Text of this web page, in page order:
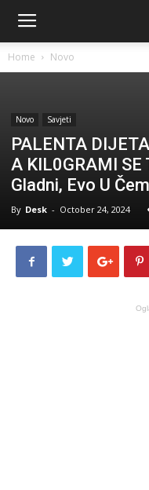
Home Novo
Novo Savjeti
PALENTA
A KIL0GRAMI
Gladni, Evo U
By Desk - October 24, 2024